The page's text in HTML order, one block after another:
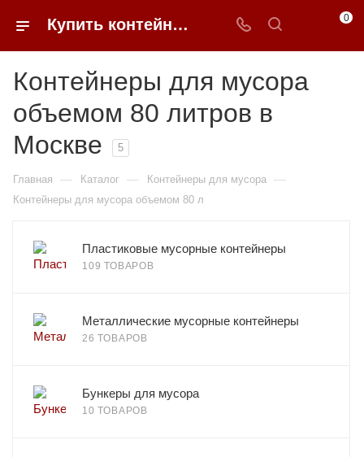
Купить контейнеры для мусора 80 литров в Москве | 0FFER 0
Контейнеры для мусора
объемом 80 литров в
Москве
5
Главная — Каталог — Контейнеры для мусора —
Контейнеры для мусора объемом 80 л
Пластиковые мусорные контейнеры
109 ТОВАРОВ
Металлические мусорные контейнеры
26 ТОВАРОВ
Бункеры для мусора
10 ТОВАРОВ